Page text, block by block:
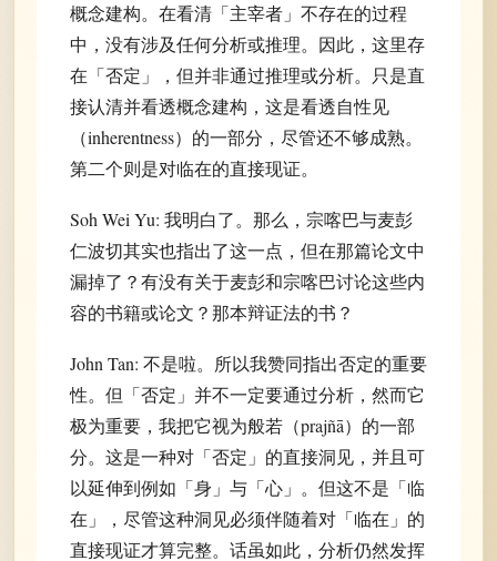
概念建构。在看清「主宰者」不存在的过程
中，没有涉及任何分析或推理。因此，这里存
在「否定」，但并非通过推理或分析。只是直
接认清并看透概念建构，这是看透自性见
（inherentness）的一部分，尽管还不够成熟。
第二个则是对临在的直接现证。
Soh Wei Yu: 我明白了。那么，宗喀巴与麦彭
仁波切其实也指出了这一点，但在那篇论文中
漏掉了？有没有关于麦彭和宗喀巴讨论这些内
容的书籍或论文？那本辩证法的书？
John Tan: 不是啦。所以我赞同指出否定的重要
性。但「否定」并不一定要通过分析，然而它
极为重要，我把它视为般若（prajñā）的一部
分。这是一种对「否定」的直接洞见，并且可
以延伸到例如「身」与「心」。但这不是「临
在」，尽管这种洞见必须伴随着对「临在」的
直接现证才算完整。话虽如此，分析仍然发挥